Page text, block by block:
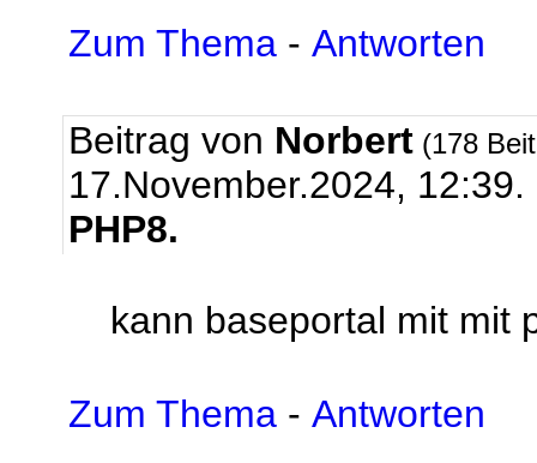
Zum Thema - Antworten
Beitrag von Norbert (178
17.November.2024, 12:39.
PHP8.
kann baseportal mit mit
Zum Thema - Antworten